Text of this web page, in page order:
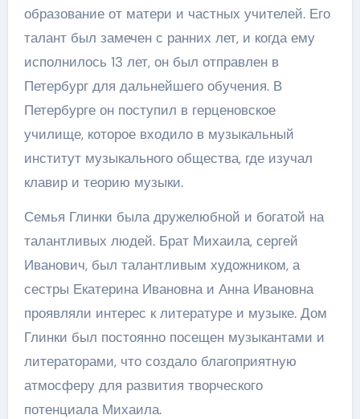
образование от матери и частных учителей. Его
талант был замечен с ранних лет, и когда ему
исполнилось 13 лет, он был отправлен в
Петербург для дальнейшего обучения. В
Петербурге он поступил в герценовское
училище, которое входило в музыкальный
институт музыкального общества, где изучал
клавир и теорию музыки.
Семья Глинки была дружелюбной и богатой на
талантливых людей. Брат Михаила, сергей
Иванович, был талантливым художником, а
сестры Екатерина Ивановна и Анна Ивановна
проявляли интерес к литературе и музыке. Дом
Глинки был постоянно посещен музыкантами и
литераторами, что создало благоприятную
атмосферу для развития творческого
потенциала Михаила.